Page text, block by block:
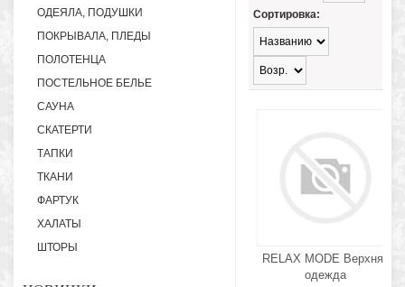
ОДЕЯЛА, ПОДУШКИ
ПОКРЫВАЛА, ПЛЕДЫ
ПОЛОТЕНЦА
ПОСТЕЛЬНОЕ БЕЛЬЕ
САУНА
СКАТЕРТИ
ТАПКИ
ТКАНИ
ФАРТУК
ХАЛАТЫ
ШТОРЫ
Сортировка:
RELAX MODE Верхняя
одежда